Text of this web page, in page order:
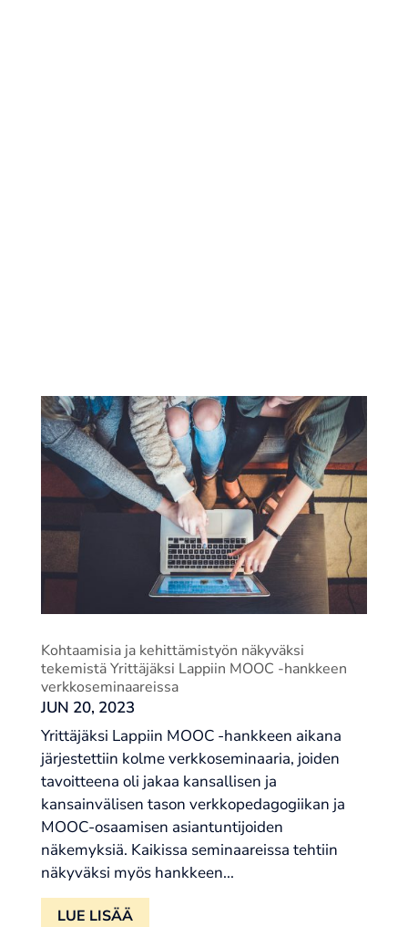
Kohtaamisia ja kehittämistyön näkyväksi
tekemistä Yrittäjäksi Lappiin MOOC -hankkeen
verkkoseminaareissa
JUN 20, 2023
Yrittäjäksi Lappiin MOOC -hankkeen aikana
järjestettiin kolme verkkoseminaaria, joiden
tavoitteena oli jakaa kansallisen ja
kansainvälisen tason verkkopedagogiikan ja
MOOC-osaamisen asiantuntijoiden
näkemyksiä. Kaikissa seminaareissa tehtiin
näkyväksi myös hankkeen...
LUE LISÄÄ